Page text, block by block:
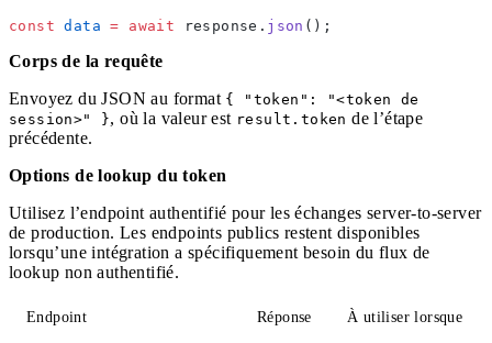
const data = await response. json ();
Corps de la requête
Envoyez du JSON au format { "token": "<token de
session>" }, où la valeur est result.token de l’étape
précédente.
Options de lookup du token
Utilisez l’endpoint authentifié pour les échanges server-to-server
de production. Les endpoints publics restent disponibles
lorsqu’une intégration a spécifiquement besoin du flux de
lookup non authentifié.
Endpoint Réponse À utiliser lorsque